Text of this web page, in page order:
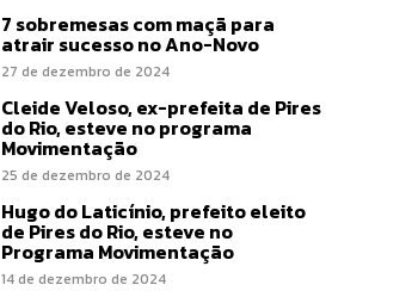
7 sobremesas com maçã para
atrair sucesso no Ano-Novo
27 de dezembro de 2024
Cleide Veloso, ex-prefeita de Pires
do Rio, esteve no programa
Movimentação
25 de dezembro de 2024
Hugo do Laticínio, prefeito eleito
de Pires do Rio, esteve no
Programa Movimentação
14 de dezembro de 2024